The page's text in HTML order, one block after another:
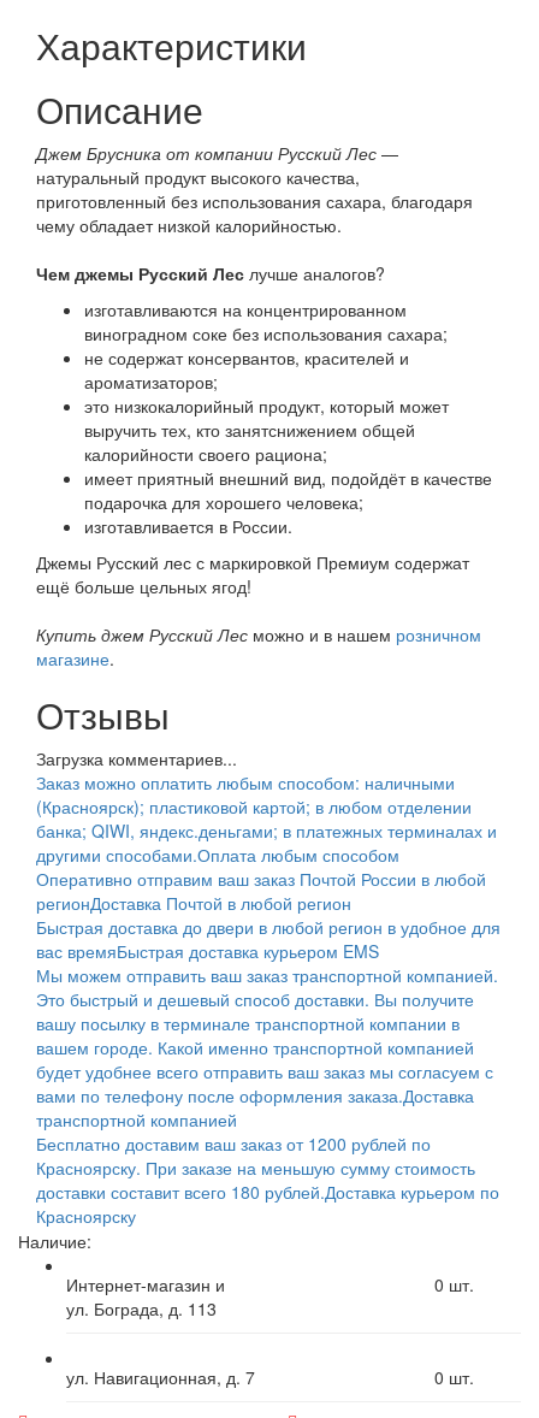
Характеристики
Описание
Джем Брусника от компании Русский Лес —
натуральный продукт высокого качества,
приготовленный без использования сахара, благодаря
чему обладает низкой калорийностью.
Чем джемы Русский Лес лучше аналогов?
изготавливаются на концентрированном
виноградном соке без использования сахара;
не содержат консервантов, красителей и
ароматизаторов;
это низкокалорийный продукт, который может
выручить тех, кто занятснижением общей
калорийности своего рациона;
имеет приятный внешний вид, подойдёт в качестве
подарочка для хорошего человека;
изготавливается в России.
Джемы Русский лес с маркировкой Премиум содержат
ещё больше цельных ягод!
Купить джем Русский Лес можно и в нашем розничном
магазине.
Отзывы
Загрузка комментариев...
Заказ можно оплатить любым способом: наличными
(Красноярск); пластиковой картой; в любом отделении
банка; QIWI, яндекс.деньгами; в платежных терминалах и
другими способами.Оплата любым способом
Оперативно отправим ваш заказ Почтой России в любой
регионДоставка Почтой в любой регион
Быстрая доставка до двери в любой регион в удобное для
вас времяБыстрая доставка курьером EMS
Мы можем отправить ваш заказ транспортной компанией.
Это быстрый и дешевый способ доставки. Вы получите
вашу посылку в терминале транспортной компании в
вашем городе. Какой именно транспортной компанией
будет удобнее всего отправить ваш заказ мы согласуем с
вами по телефону после оформления заказа.Доставка
транспортной компанией
Бесплатно доставим ваш заказ от 1200 рублей по
Красноярску. При заказе на меньшую сумму стоимость
доставки составит всего 180 рублей.Доставка курьером по
Красноярску
Наличие:
Интернет-магазин и
ул. Бограда, д. 113
0 шт.
ул. Навигационная, д. 7 0 шт.